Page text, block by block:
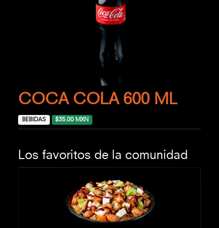
COCA COLA 600 ML
BEBIDAS $35.00 MXN
Los favoritos de la comunidad